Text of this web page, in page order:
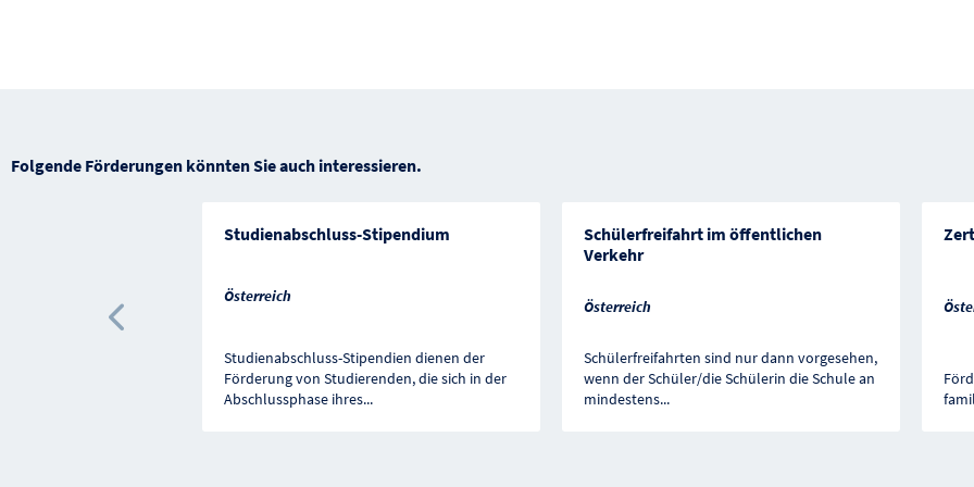
Folgende Förderungen könnten Sie auch interessieren.
Studienabschluss-Stipendium
Österreich
Studienabschluss-Stipendien dienen der
Förderung von Studierenden, die sich in der
Abschlussphase ihres...
Schülerfreifahrt im öffentlichen
Verkehr
Österreich
Schülerfreifahrten sind nur dann vorgesehen,
wenn der Schüler/die Schülerin die Schule an
mindestens...
Vorherige Förderung